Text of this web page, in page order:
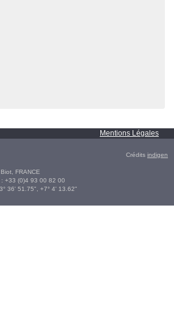
Mentions Légales
Crédits indigen
Biot
FRANCE
: +33 (0)4 93 00 82 00
36' 51.75", +7° 4' 13.62"